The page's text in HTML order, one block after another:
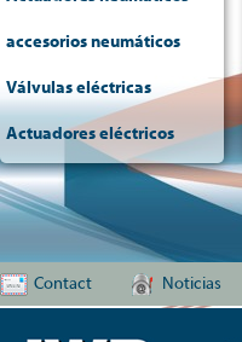
accesorios neumáticos
Válvulas eléctricas
Actuadores eléctricos
Contact Noticias